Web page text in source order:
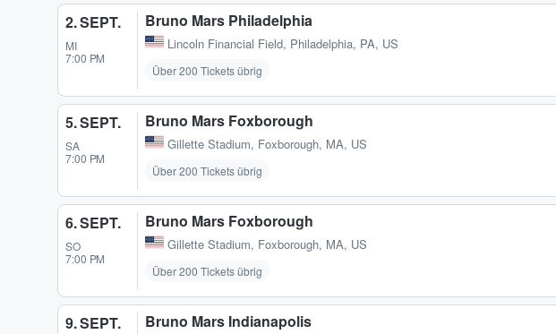
2. SEPT.
MI
7:00 PM
Bruno Mars Philadelphia
Lincoln Financial Field, Philadelphia, PA, US
Über 200 Tickets übrig
5. SEPT.
SA
7:00 PM
Bruno Mars Foxborough
Gillette Stadium, Foxborough, MA, US
Über 200 Tickets übrig
6. SEPT.
SO
7:00 PM
Bruno Mars Foxborough
Gillette Stadium, Foxborough, MA, US
Über 200 Tickets übrig
9. SEPT. Bruno Mars Indianapolis